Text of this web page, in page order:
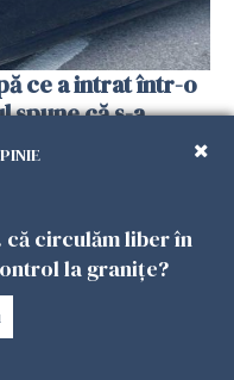
ce a intrat într-o
spune că s-a
circulăm liber în
la granițe?